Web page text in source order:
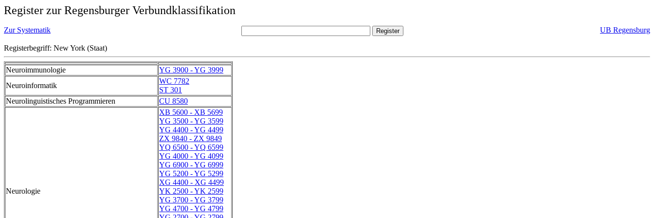
Register zur Regensburger Verbundklassifikation
Zur Systematik UB Regensburg
Registerbegriff: New York (Staat)
Neuroimmunologie
YG 3900 - YG 3999
Neuroinformatik
WC 7782
ST 301
Neurolinguistisches Programmieren
CU 8580
Neurologie
XB 5600 - XB 5699
YG 3500 - YG 3599
YG 4400 - YG 4499
ZX 9840 - ZX 9849
YQ 6500 - YQ 6599
YG 4000 - YG 4099
YG 6900 - YG 6999
YG 5200 - YG 5299
XG 4400 - XG 4499
YK 2500 - YK 2599
YG 3700 - YG 3799
YG 4700 - YG 4799